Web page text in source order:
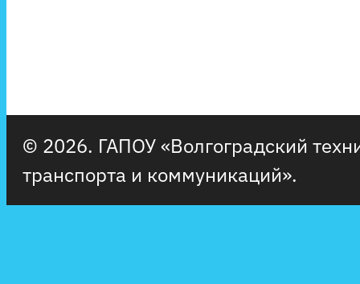
© 2026. ГАПОУ «Волгоградский
транспорта и коммуникаций».